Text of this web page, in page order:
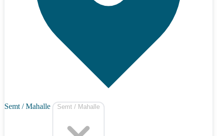
Semt / Mahalle Semt / Mahalle